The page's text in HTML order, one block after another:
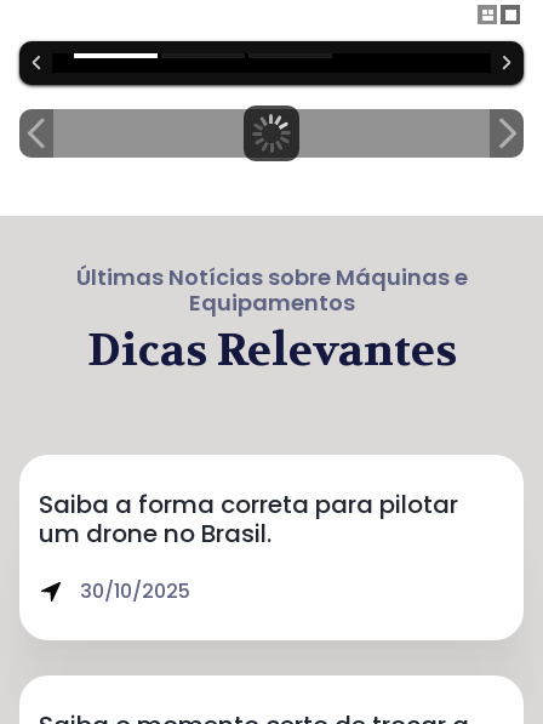
Últimas Notícias sobre Máquinas e
Equipamentos
Dicas Relevantes
Saiba a forma correta para pilotar
um drone no Brasil.
30/10/2025